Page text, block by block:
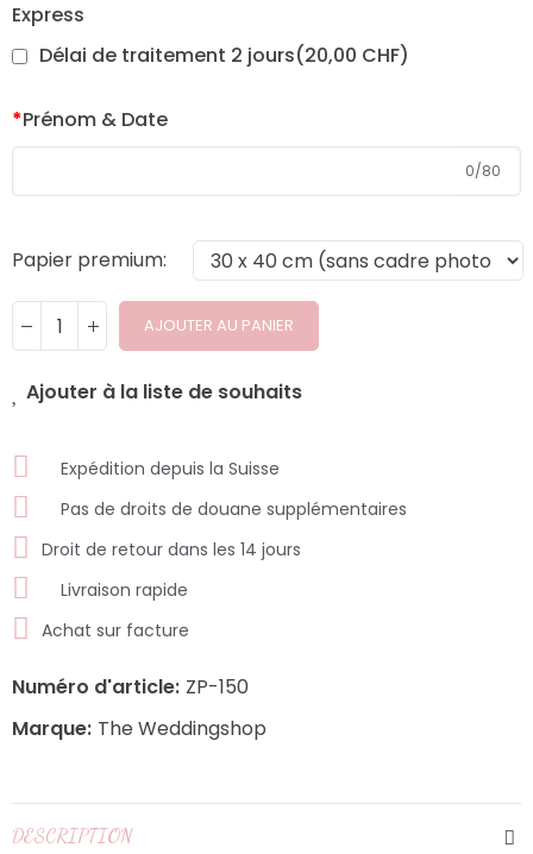
Express
Délai de traitement 2 jours(20,00 CHF)
*Prénom & Date
0/80
Papier premium
AJOUTER AU PANIER
Ajouter à la liste de souhaits
Expédition depuis la Suisse
Pas de droits de douane supplémentaires
Droit de retour dans les 14 jours
Livraison rapide
Achat sur facture
Numéro d'article: ZP-150
Marque: The Weddingshop
DESCRIPTION